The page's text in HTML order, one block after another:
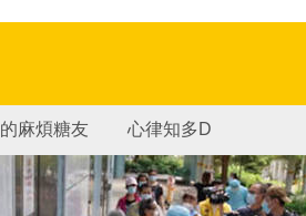
麻煩糖友 心律知多D